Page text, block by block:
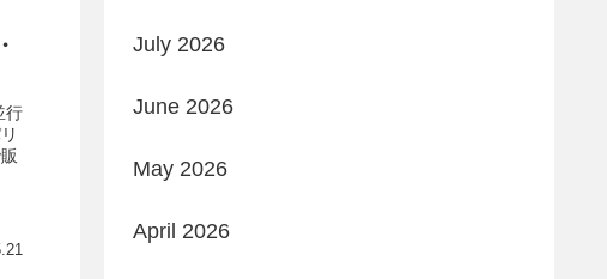
行
July 2026
June 2026
May 2026
April 2026